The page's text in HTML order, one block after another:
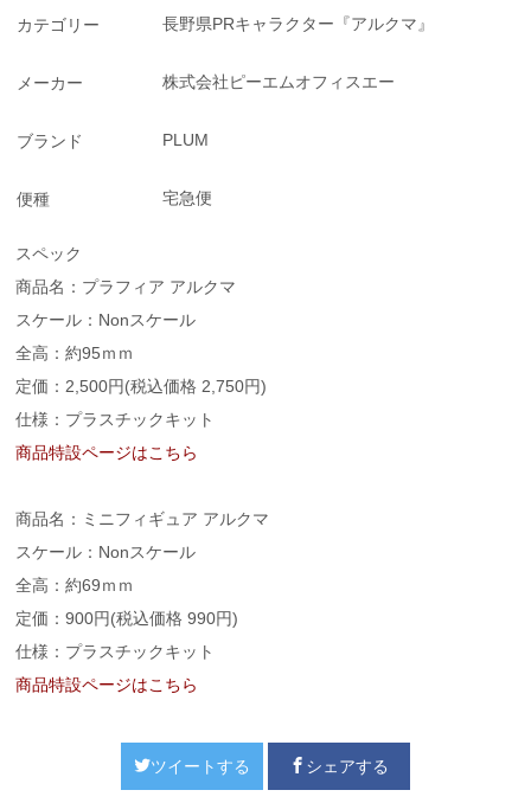
カテゴリー 長野県PRキャラクター『アルクマ』
メーカー 株式会社ピーエムオフィスエー
ブランド PLUM
便種 宅急便
スペック
商品名：プラフィア アルクマ
スケール：Nonスケール
全高：約95ｍｍ
定価：2,500円(税込価格 2,750円)
仕様：プラスチックキット
商品特設ページはこちら
商品名：ミニフィギュア アルクマ
スケール：Nonスケール
全高：約69ｍｍ
定価：900円(税込価格 990円)
仕様：プラスチックキット
商品特設ページはこちら
ツイートする シェアする